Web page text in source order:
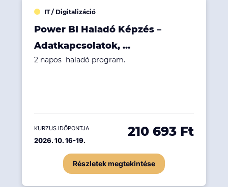
IT / Digitalizáció
Power BI Haladó Képzés –
Adatkapcsolatok, ...
2 napos haladó program.
KURZUS IDŐPONTJA
2026. 10. 16-19.
210 693 Ft
Részletek megtekintése